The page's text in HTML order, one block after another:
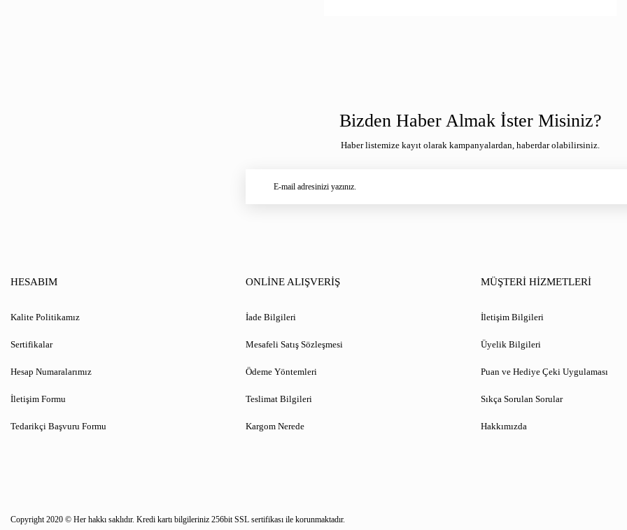
Bizden Haber Almak İster Misiniz?
Haber listemize kayıt olarak kampanyalardan, haberdar olabilirsiniz.
HESABIM
Kalite Politikamız
Sertifikalar
Hesap Numaralarımız
İletişim Formu
Tedarikçi Başvuru Formu
ONLİNE ALIŞVERİŞ
İade Bilgileri
Mesafeli Satış Sözleşmesi
Ödeme Yöntemleri
Teslimat Bilgileri
Kargom Nerede
MÜŞTERİ HİZMETLERİ
İletişim Bilgileri
Üyelik Bilgileri
Puan ve Hediye Çeki Uygulaması
Sıkça Sorulan Sorular
Hakkımızda
Copyright 2020 © Her hakkı saklıdır. Kredi kartı bilgileriniz 256bit SSL sertifikası ile korunmaktadır.